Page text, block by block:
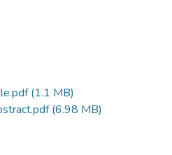
(1.1 MB)
(6.98 MB)